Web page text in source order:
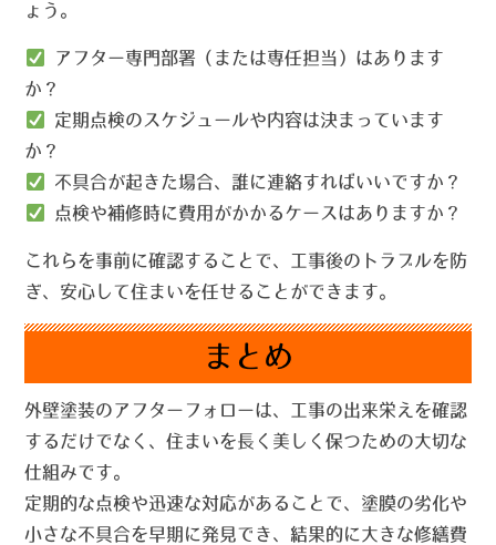
ょう。
アフター専門部署（または専任担当）はあります
か？
定期点検のスケジュールや内容は決まっています
か？
不具合が起きた場合、誰に連絡すればいいですか？
点検や補修時に費用がかかるケースはありますか？
これらを事前に確認することで、工事後のトラブルを防
ぎ、安心して住まいを任せることができます。
まとめ
外壁塗装のアフターフォローは、工事の出来栄えを確認
するだけでなく、住まいを長く美しく保つための大切な
仕組みです。
定期的な点検や迅速な対応があることで、塗膜の劣化や
小さな不具合を早期に発見でき、結果的に大きな修繕費